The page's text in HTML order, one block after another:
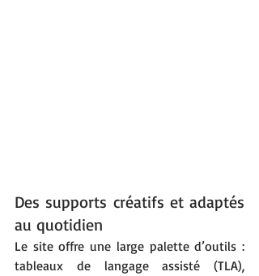
Des supports créatifs et adaptés
au quotidien
Le site offre une large palette d’outils :
tableaux de langage assisté (TLA),